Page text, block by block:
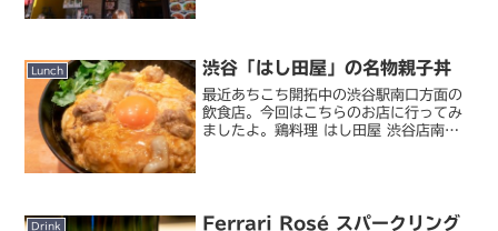
Lunch 渋谷「はし田屋」の名物親子丼
最近あちこち開拓中の渋谷駅南口方面の
飲食店。今回はこちらのお店に行ってみ
ましたよ。鶏料理 はし田屋 渋谷店南口
Drink Ferrari Rosé スパークリング